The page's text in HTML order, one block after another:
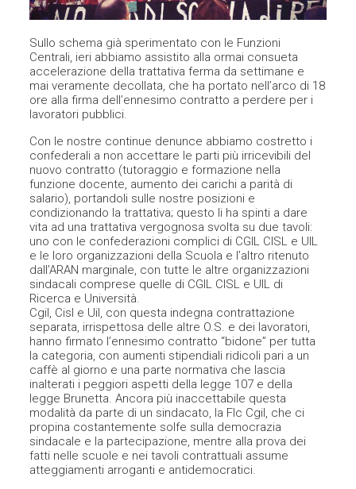
Sullo schema già sperimentato con le Funzioni
Centrali, ieri abbiamo assistito alla ormai consueta
accelerazione della trattativa ferma da settimane e
mai veramente decollata, che ha portato nell’arco di 18
ore alla firma dell’ennesimo contratto a perdere per i
lavoratori pubblici.
Con le nostre continue denunce abbiamo costretto i
confederali a non accettare le parti più irricevibili del
nuovo contratto (tutoraggio e formazione nella
funzione docente, aumento dei carichi a parità di
salario), portandoli sulle nostre posizioni e
condizionando la trattativa; questo li ha spinti a dare
vita ad una trattativa vergognosa svolta su due tavoli:
uno con le confederazioni complici di CGIL CISL e UIL
e le loro organizzazioni della Scuola e l’altro ritenuto
dall’ARAN marginale, con tutte le altre organizzazioni
sindacali comprese quelle di CGIL CISL e UIL di
Ricerca e Università.
Cgil, Cisl e Uil, con questa indegna contrattazione
separata, irrispettosa delle altre O.S. e dei lavoratori,
hanno firmato l’ennesimo contratto “bidone” per tutta
la categoria, con aumenti stipendiali ridicoli pari a un
caffè al giorno e una parte normativa che lascia
inalterati i peggiori aspetti della legge 107 e della
legge Brunetta. Ancora più inaccettabile questa
modalità da parte di un sindacato, la Flc Cgil, che ci
propina costantemente solfe sulla democrazia
sindacale e la partecipazione, mentre alla prova dei
fatti nelle scuole e nei tavoli contrattuali assume
atteggiamenti arroganti e antidemocratici.